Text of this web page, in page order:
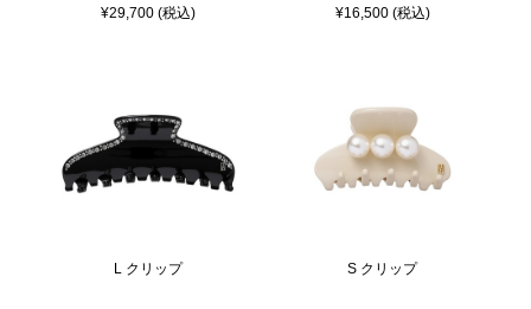
¥29,700 (税込)
¥16,500 (税込)
L クリップ S クリップ